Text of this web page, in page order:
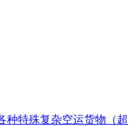
种特殊复杂空运货物（超